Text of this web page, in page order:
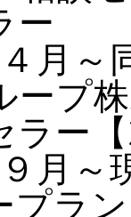
ー
月～
ープ
ラー
月～
プラ